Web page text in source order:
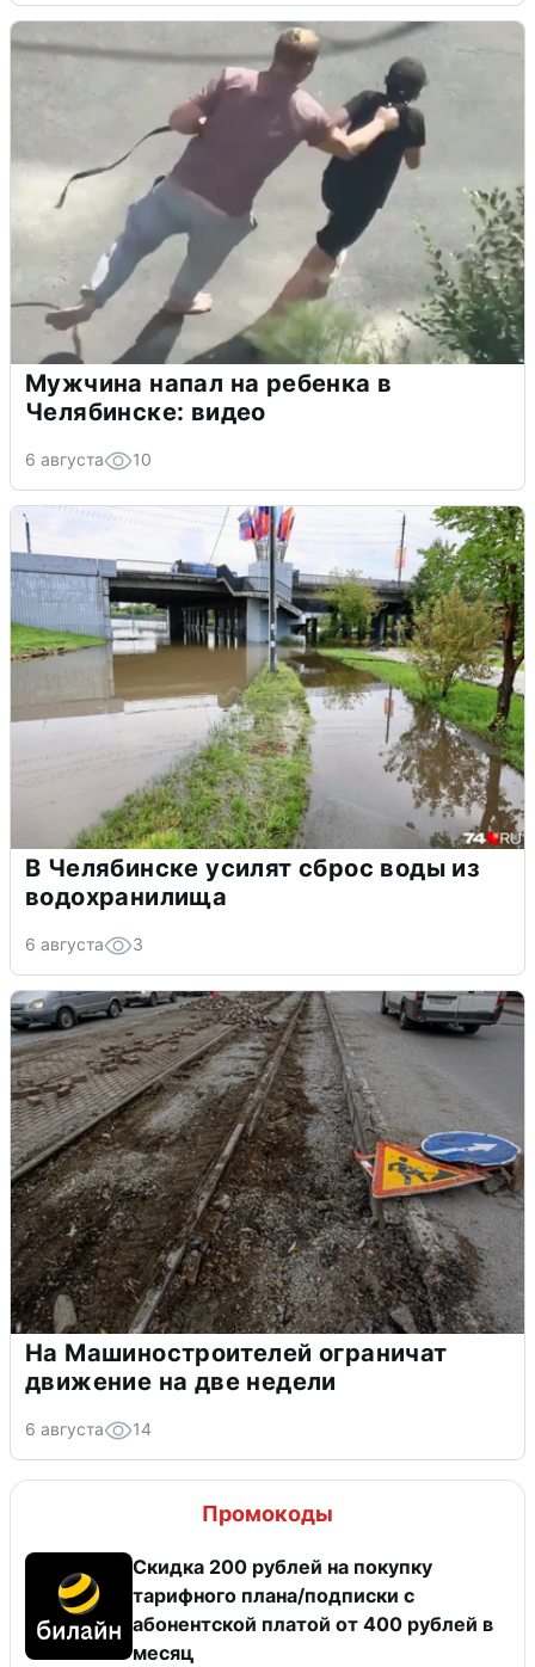
Мужчина напал на ребенка в
Челябинске: видео
6 августа 10
В Челябинске усилят сброс воды из
водохранилища
6 августа 3
На Машиностроителей ограничат
движение на две недели
6 августа 14
Промокоды
Скидка 200 рублей на покупку
тарифного плана/подписки с
абонентской платой от 400 рублей в
месяц